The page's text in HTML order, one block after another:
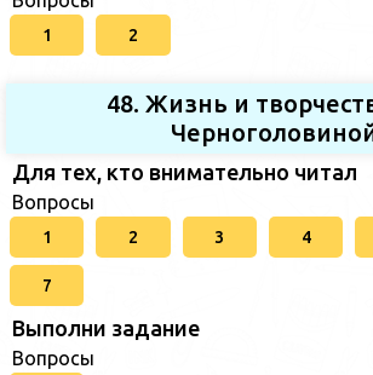
1 2
48. Жизнь и
Для тех, кто внимательно читал
Вопросы
1 2 3 4
7
Выполни задание
Вопросы